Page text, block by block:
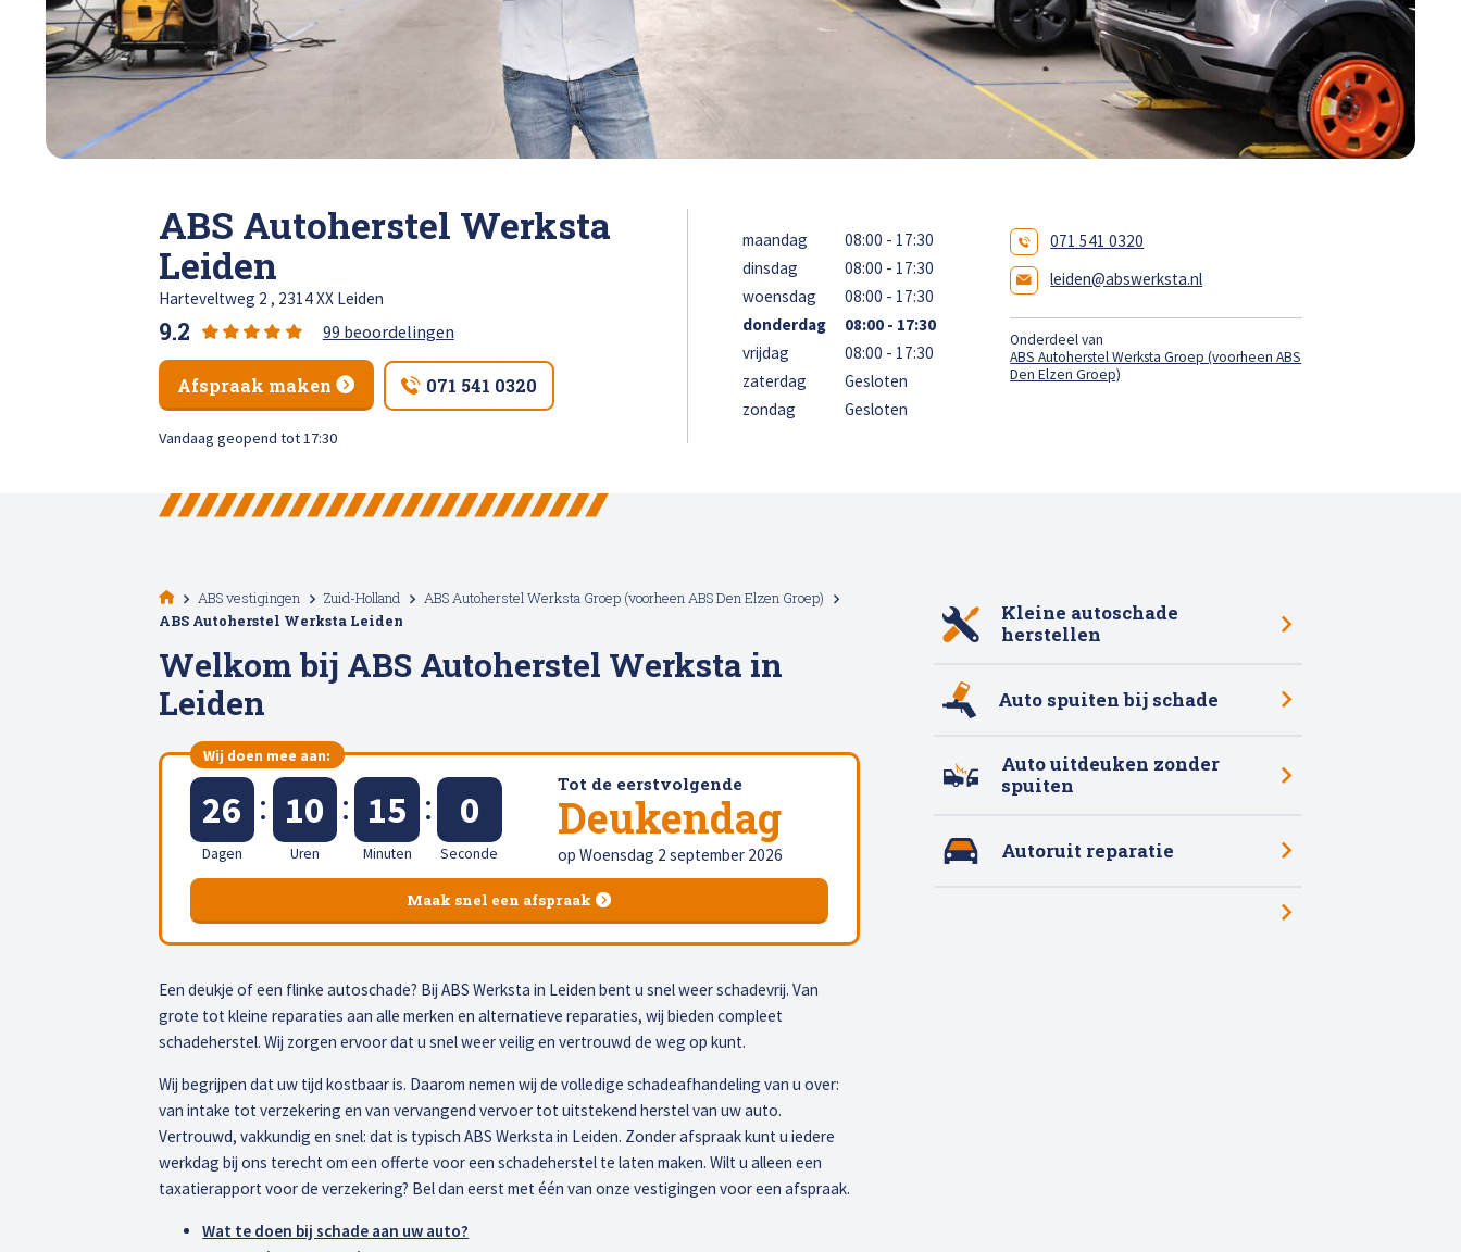
Krassen verwijderen
High Tech Schadeherstel
Lakschade herstellen
Steenslag herstellen
Velgen herstellen
Hagelschade herstellen
Bel ons op: 0900 - 6611111
ABS Autoherstel Werksta
Leiden
Harteveltweg 2 , 2314 XX Leiden
9.2 99 beoordelingen
Afspraak maken 071 541 0320
Vandaag geopend tot 17:30
maandag
08:00 - 17:30
dinsdag
08:00 - 17:30
woensdag
08:00 - 17:30
donderdag
08:00 - 17:30
vrijdag
08:00 - 17:30
zaterdag
Gesloten
zondag
Gesloten
071 541 0320
leiden@abswerksta.nl
Onderdeel van
ABS Autoherstel Werksta Groep (voorheen ABS
Den Elzen Groep)
ABS vestigingen Zuid-Holland
ABS Autoherstel Werksta Groep (voorheen ABS Den Elzen Groep)
ABS Autoherstel Werksta Leiden
Welkom bij ABS Autoherstel Werksta in
Leiden
Wij doen mee aan:
26
Dagen
: 10
Uren
: 14
Minuten
: 59
Seconde
Tot de eerstvolgende
Deukendag
op Woensdag 2 september 2026
Maak snel een afspraak
Een deukje of een flinke autoschade? Bij ABS Werksta in Leiden bent u snel weer schadevrij. Van
grote tot kleine reparaties aan alle merken en alternatieve reparaties, wij bieden compleet
schadeherstel. Wij zorgen ervoor dat u snel weer veilig en vertrouwd de weg op kunt.
Wij begrijpen dat uw tijd kostbaar is. Daarom nemen wij de volledige schadeafhandeling van u over:
van intake tot verzekering en van vervangend vervoer tot uitstekend herstel van uw auto.
Vertrouwd, vakkundig en snel: dat is typisch ABS Werksta in Leiden. Zonder afspraak kunt u iedere
werkdag bij ons terecht om een offerte voor een schadeherstel te laten maken. Wilt u alleen een
taxatierapport voor de verzekering? Bel dan eerst met één van onze vestigingen voor een afspraak.
Wat te doen bij schade aan uw auto?
Kleine autoschade
herstellen
Auto spuiten bij schade
Auto uitdeuken zonder
spuiten
Autoruit reparatie